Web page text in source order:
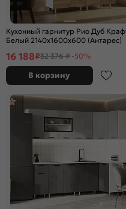
Кухонный гарнитур Рио Дуб
Белый 2140x1600x600 (Антарес)
16 188₽32 376 ₽ -50%
В корзину